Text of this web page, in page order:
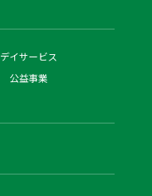
デイサービス
公益事業